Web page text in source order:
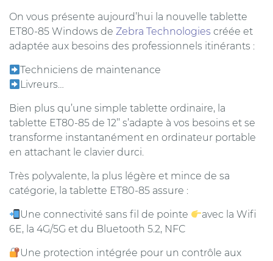
On vous présente aujourd’hui la nouvelle tablette
ET80-85 Windows de Zebra Technologies créée et
adaptée aux besoins des professionnels itinérants :
Techniciens de maintenance
Livreurs…
Bien plus qu’une simple tablette ordinaire, la
tablette ET80-85 de 12’’ s’adapte à vos besoins et se
transforme instantanément en ordinateur portable
en attachant le clavier durci.
Très polyvalente, la plus légère et mince de sa
catégorie, la tablette ET80-85 assure :
Une connectivité sans fil de pointe
avec la Wifi
6E, la 4G/5G et du Bluetooth 5.2, NFC
Une protection intégrée pour un contrôle aux